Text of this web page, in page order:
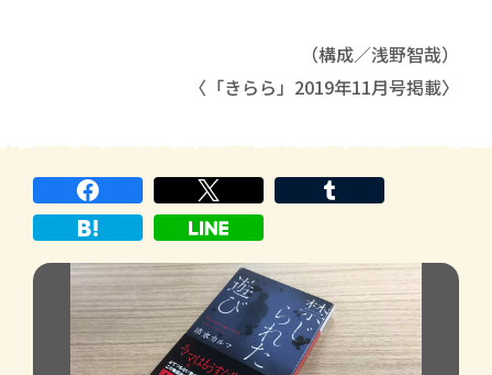
（構成／浅野智哉）
〈「きらら」2019年11月号掲載〉